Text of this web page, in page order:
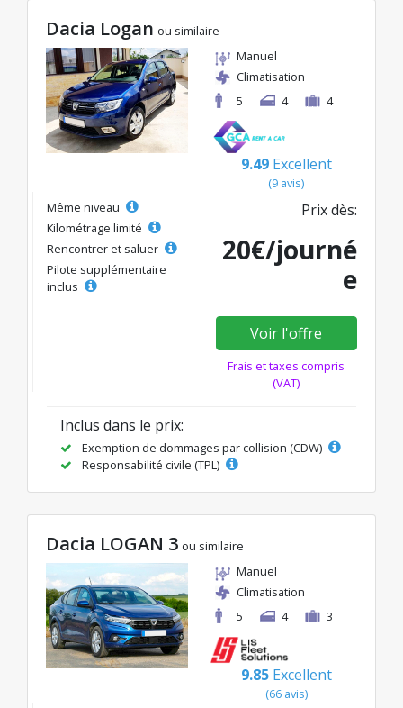
Dacia Logan ou similaire
Manuel
Climatisation
5
4 4
9.49 Excellent
(9 avis)
Même niveau
Kilométrage limité
Rencontrer et saluer
Pilote supplémentaire
inclus
Prix dès:
20€/journé
e
Voir l'offre
Frais et taxes compris
(VAT)
Inclus dans le prix:
Exemption de dommages par collision (CDW)
Responsabilité civile (TPL)
Dacia LOGAN 3 ou similaire
Manuel
Climatisation
5
4 3
9.85 Excellent
(66 avis)